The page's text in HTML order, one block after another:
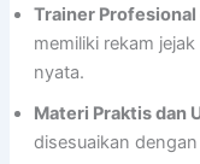
Trainer
memiliki rekam
nyata.
Materi Praktis dan
disesuaikan